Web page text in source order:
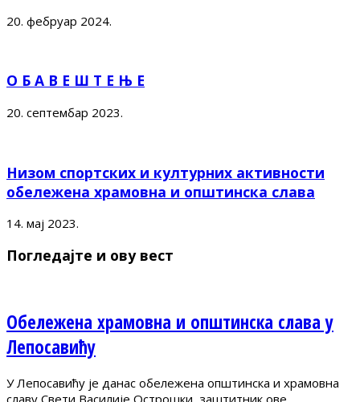
20. фебруар 2024.
О Б А В Е Ш Т Е Њ Е
20. септембар 2023.
Низом спортских и културних активности
обележена храмовна и општинска слава
14. мај 2023.
Погледајте и ову вест
Обележена храмовна и општинска слава у
Лепосавићу
У Лепосавићу је данас обележена општинска и храмовна
славу Свети Василије Острошки, заштитник ове